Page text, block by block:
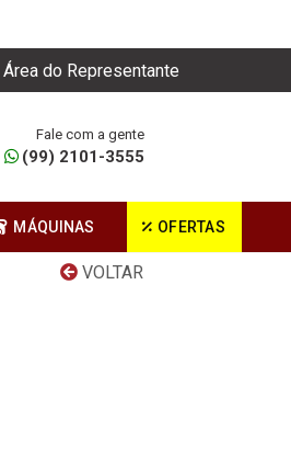
Área do Representante
Fale com a gente
(99) 2101-3555
MÁQUINAS OFERTAS
VOLTAR